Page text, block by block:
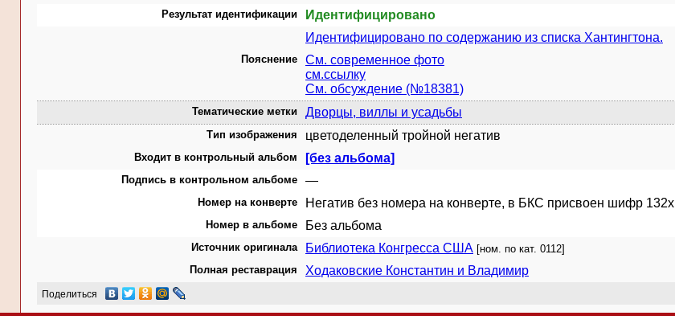
Результат идентификации
Идентифицировано
Идентифицировано по содержанию из списка Хантингтона.
Пояснение
См. современное фото
см.ссылку
См. обсуждение (№18381)
Тематические метки Дворцы, виллы и усадьбы
Тип изображения цветоделенный тройной негатив
Входит в контрольный альбом [без альбома]
Подпись в контрольном альбоме —
Номер на конверте Негатив без номера на конверте, в БКС присвоен шифр 132x
Номер в альбоме Без альбома
Источник оригинала Библиотека Конгресса США [ном. по кат. 0112]
Полная реставрация
Ходаковские Константин и Владимир
Поделиться